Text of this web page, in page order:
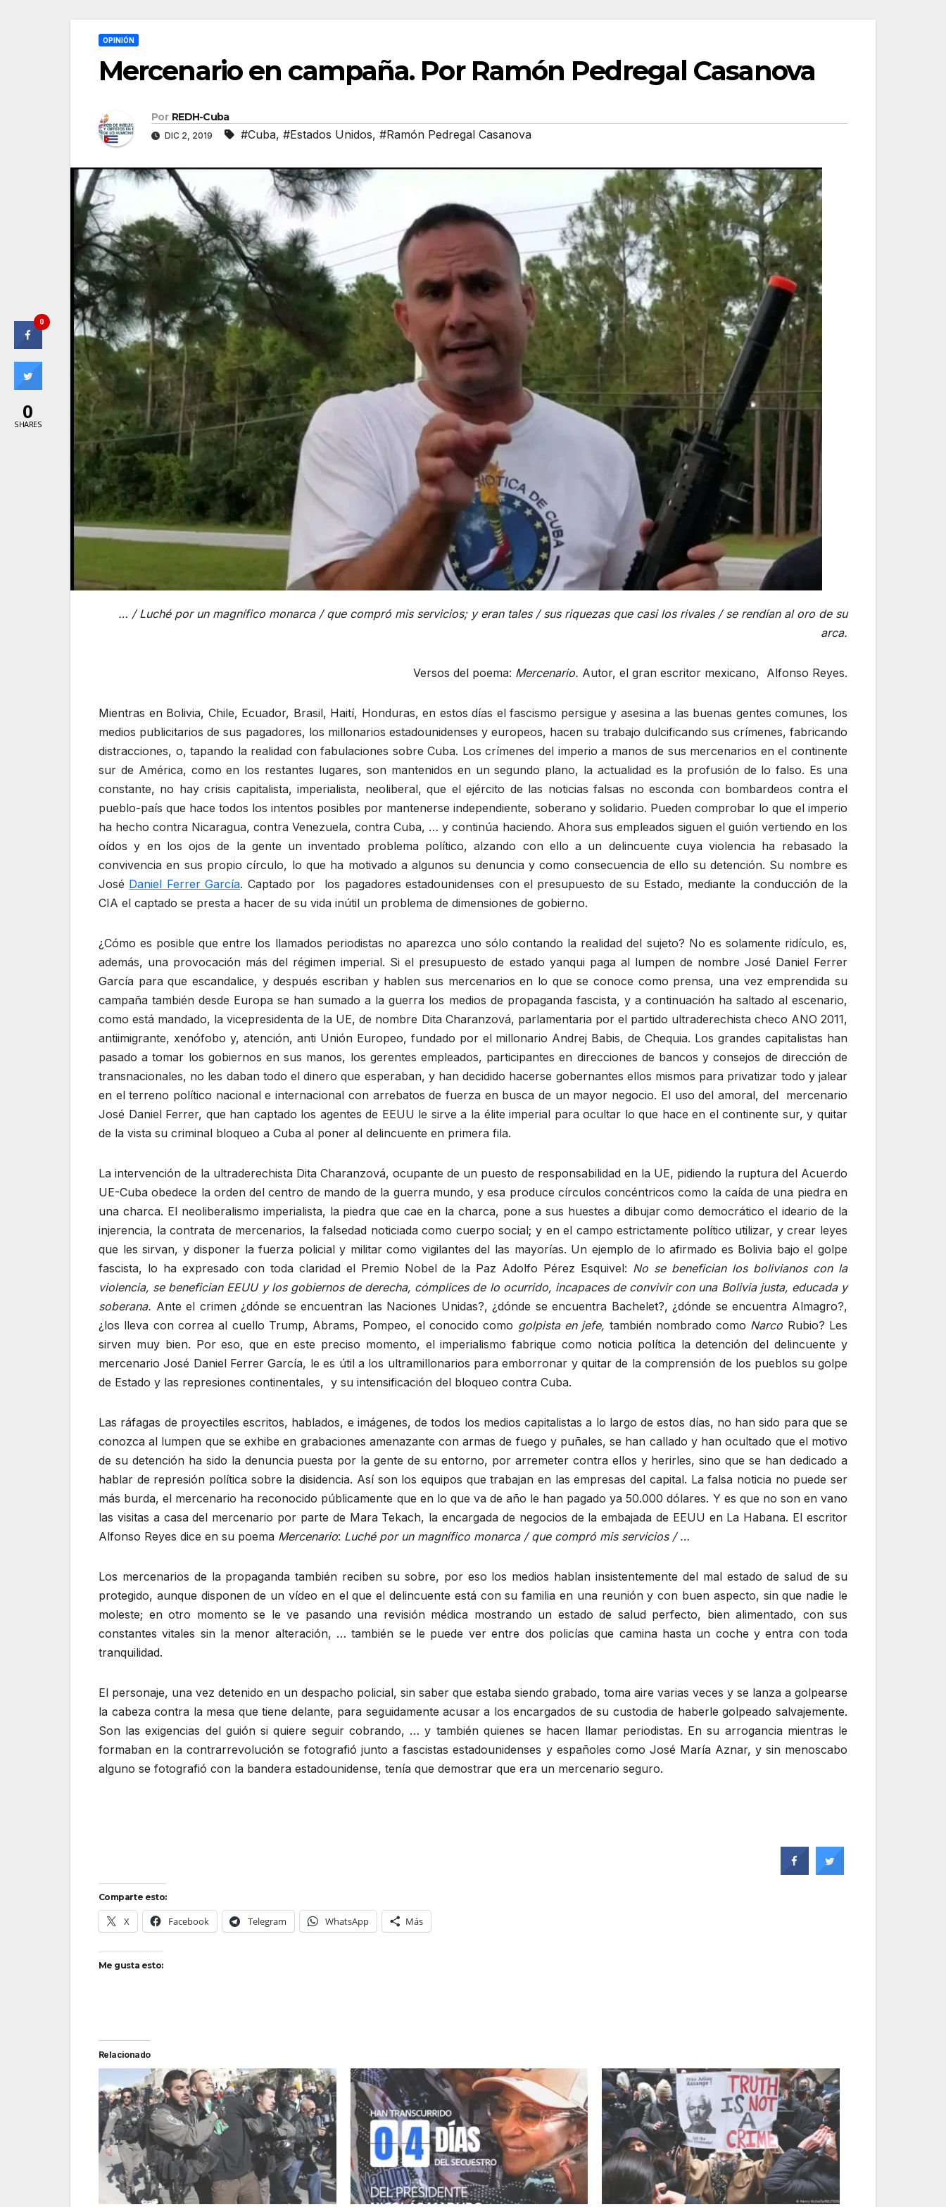
OPINIÓN
Mercenario en campaña. Por Ramón Pedregal Casanova
Por REDH-Cuba
DIC 2, 2019 #Cuba, #Estados Unidos, #Ramón Pedregal Casanova
… / Luché por un magnífico monarca / que compró mis servicios; y eran tales / sus riquezas que casi los rivales / se rendían al oro de su
arca.
Versos del poema: Mercenario. Autor, el gran escritor mexicano, Alfonso Reyes.
Mientras en Bolivia, Chile, Ecuador, Brasil, Haití, Honduras, en estos días el fascismo persigue y asesina a las buenas gentes comunes, los
medios publicitarios de sus pagadores, los millonarios estadounidenses y europeos, hacen su trabajo dulcificando sus crímenes, fabricando
distracciones, o, tapando la realidad con fabulaciones sobre Cuba. Los crímenes del imperio a manos de sus mercenarios en el continente
sur de América, como en los restantes lugares, son mantenidos en un segundo plano, la actualidad es la profusión de lo falso. Es una
constante, no hay crisis capitalista, imperialista, neoliberal, que el ejército de las noticias falsas no esconda con bombardeos contra el
pueblo-país que hace todos los intentos posibles por mantenerse independiente, soberano y solidario. Pueden comprobar lo que el imperio
ha hecho contra Nicaragua, contra Venezuela, contra Cuba, … y continúa haciendo. Ahora sus empleados siguen el guión vertiendo en los
oídos y en los ojos de la gente un inventado problema político, alzando con ello a un delincuente cuya violencia ha rebasado la
convivencia en sus propio círculo, lo que ha motivado a algunos su denuncia y como consecuencia de ello su detención. Su nombre es
José Daniel Ferrer García. Captado por los pagadores estadounidenses con el presupuesto de su Estado, mediante la conducción de la
CIA el captado se presta a hacer de su vida inútil un problema de dimensiones de gobierno.
¿Cómo es posible que entre los llamados periodistas no aparezca uno sólo contando la realidad del sujeto? No es solamente ridículo, es,
además, una provocación más del régimen imperial. Si el presupuesto de estado yanqui paga al lumpen de nombre José Daniel Ferrer
García para que escandalice, y después escriban y hablen sus mercenarios en lo que se conoce como prensa, una vez emprendida su
campaña también desde Europa se han sumado a la guerra los medios de propaganda fascista, y a continuación ha saltado al escenario,
como está mandado, la vicepresidenta de la UE, de nombre Dita Charanzová, parlamentaria por el partido ultraderechista checo ANO 2011,
antiimigrante, xenófobo y, atención, anti Unión Europeo, fundado por el millonario Andrej Babis, de Chequia. Los grandes capitalistas han
pasado a tomar los gobiernos en sus manos, los gerentes empleados, participantes en direcciones de bancos y consejos de dirección de
transnacionales, no les daban todo el dinero que esperaban, y han decidido hacerse gobernantes ellos mismos para privatizar todo y jalear
en el terreno político nacional e internacional con arrebatos de fuerza en busca de un mayor negocio. El uso del amoral, del mercenario
José Daniel Ferrer, que han captado los agentes de EEUU le sirve a la élite imperial para ocultar lo que hace en el continente sur, y quitar
de la vista su criminal bloqueo a Cuba al poner al delincuente en primera fila.
La intervención de la ultraderechista Dita Charanzová, ocupante de un puesto de responsabilidad en la UE, pidiendo la ruptura del Acuerdo
UE-Cuba obedece la orden del centro de mando de la guerra mundo, y esa produce círculos concéntricos como la caída de una piedra en
una charca. El neoliberalismo imperialista, la piedra que cae en la charca, pone a sus huestes a dibujar como democrático el ideario de la
injerencia, la contrata de mercenarios, la falsedad noticiada como cuerpo social; y en el campo estrictamente político utilizar, y crear leyes
que les sirvan, y disponer la fuerza policial y militar como vigilantes del las mayorías. Un ejemplo de lo afirmado es Bolivia bajo el golpe
fascista, lo ha expresado con toda claridad el Premio Nobel de la Paz Adolfo Pérez Esquivel: No se benefician los bolivianos con la
violencia, se benefician EEUU y los gobiernos de derecha, cómplices de lo ocurrido, incapaces de convivir con una Bolivia justa, educada y
soberana. Ante el crimen ¿dónde se encuentran las Naciones Unidas?, ¿dónde se encuentra Bachelet?, ¿dónde se encuentra Almagro?,
¿los lleva con correa al cuello Trump, Abrams, Pompeo, el conocido como golpista en jefe, también nombrado como Narco Rubio? Les
sirven muy bien. Por eso, que en este preciso momento, el imperialismo fabrique como noticia política la detención del delincuente y
mercenario José Daniel Ferrer García, le es útil a los ultramillonarios para emborronar y quitar de la comprensión de los pueblos su golpe
de Estado y las represiones continentales, y su intensificación del bloqueo contra Cuba.
Las ráfagas de proyectiles escritos, hablados, e imágenes, de todos los medios capitalistas a lo largo de estos días, no han sido para que se
conozca al lumpen que se exhibe en grabaciones amenazante con armas de fuego y puñales, se han callado y han ocultado que el motivo
de su detención ha sido la denuncia puesta por la gente de su entorno, por arremeter contra ellos y herirles, sino que se han dedicado a
hablar de represión política sobre la disidencia. Así son los equipos que trabajan en las empresas del capital. La falsa noticia no puede ser
más burda, el mercenario ha reconocido públicamente que en lo que va de año le han pagado ya 50.000 dólares. Y es que no son en vano
las visitas a casa del mercenario por parte de Mara Tekach, la encargada de negocios de la embajada de EEUU en La Habana. El escritor
Alfonso Reyes dice en su poema Mercenario: Luché por un magnífico monarca / que compró mis servicios / …
Los mercenarios de la propaganda también reciben su sobre, por eso los medios hablan insistentemente del mal estado de salud de su
protegido, aunque disponen de un vídeo en el que el delincuente está con su familia en una reunión y con buen aspecto, sin que nadie le
moleste; en otro momento se le ve pasando una revisión médica mostrando un estado de salud perfecto, bien alimentado, con sus
constantes vitales sin la menor alteración, … también se le puede ver entre dos policías que camina hasta un coche y entra con toda
tranquilidad.
El personaje, una vez detenido en un despacho policial, sin saber que estaba siendo grabado, toma aire varias veces y se lanza a golpearse
la cabeza contra la mesa que tiene delante, para seguidamente acusar a los encargados de su custodia de haberle golpeado salvajemente.
Son las exigencias del guión si quiere seguir cobrando, … y también quienes se hacen llamar periodistas. En su arrogancia mientras le
formaban en la contrarrevolución se fotografió junto a fascistas estadounidenses y españoles como José María Aznar, y sin menoscabo
alguno se fotografió con la bandera estadounidense, tenía que demostrar que era un mercenario seguro.
Comparte esto:
X Facebook Telegram WhatsApp Más
Me gusta esto:
Relacionado
0
0
SHARES